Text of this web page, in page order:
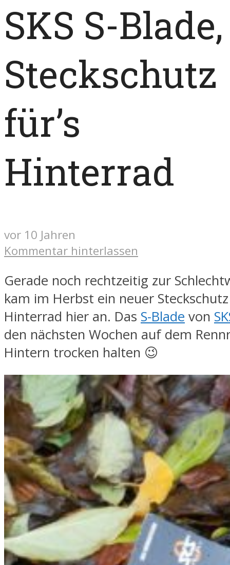
SKS S-Blade,
Steckschutz
für’s
Hinterrad
vor 10 Jahren
Kommentar hinterlassen
Gerade noch rechtzeitig zur
kam im Herbst ein neuer Steckschutz
Hinterrad hier an. Das S-Blade von
den nächsten Wochen auf dem
Hintern trocken halten 😉